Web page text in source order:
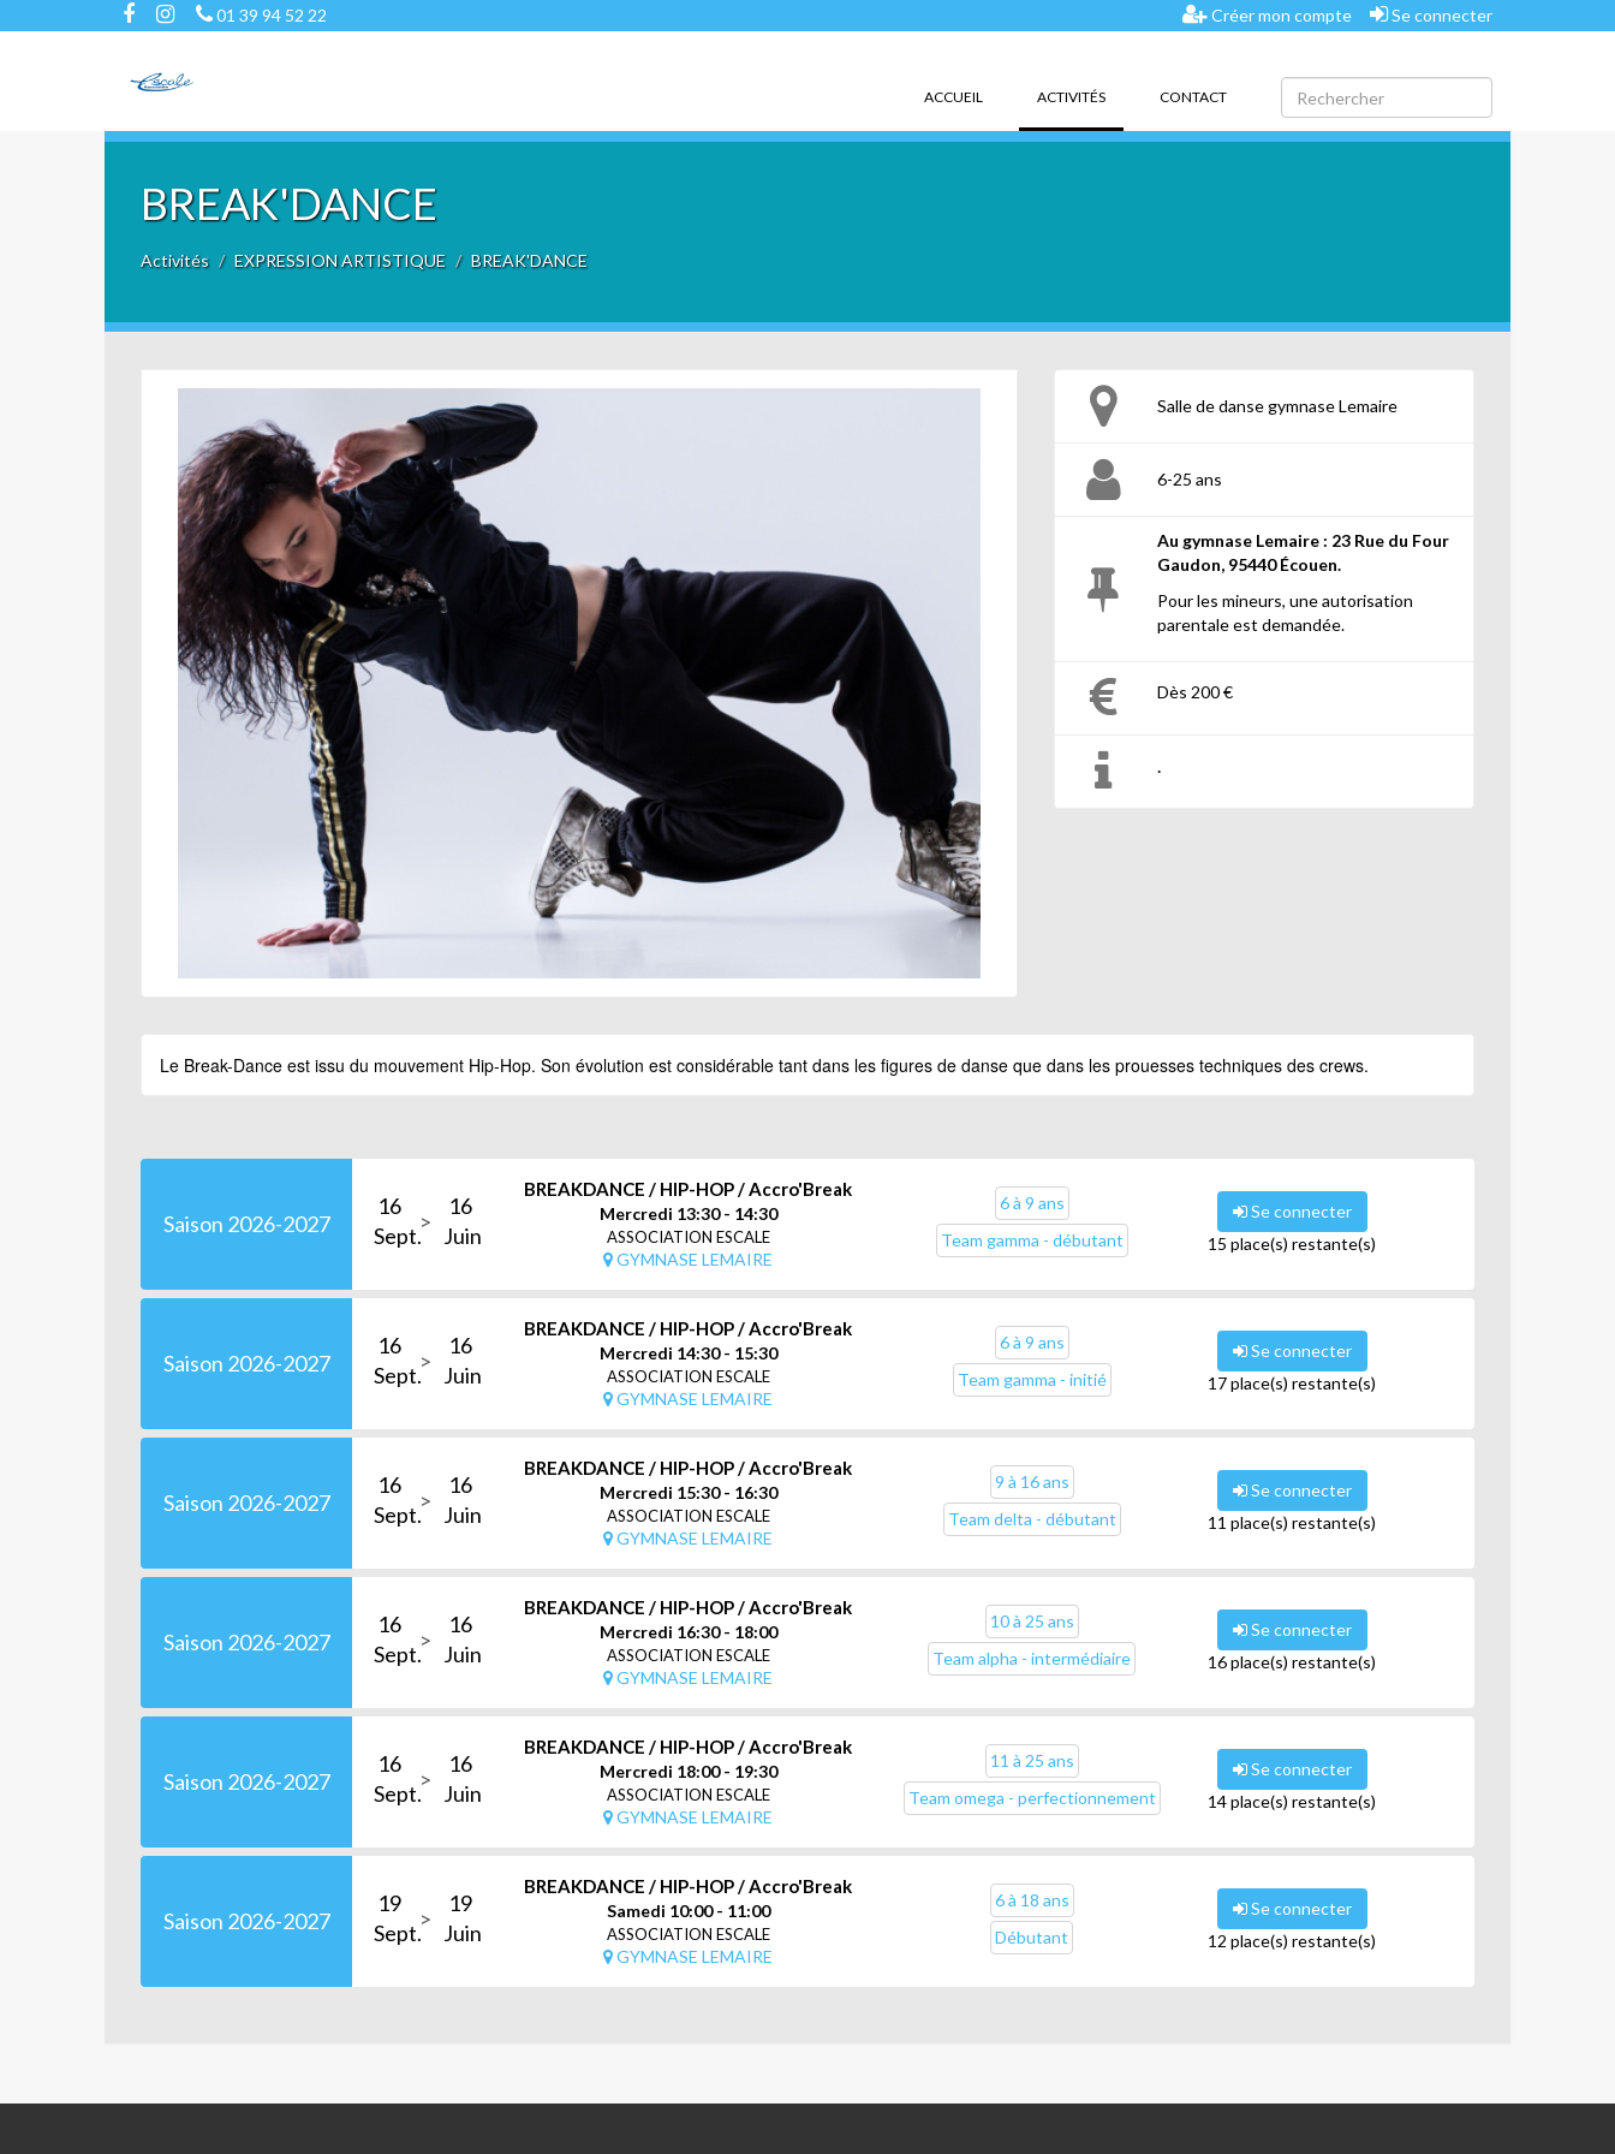
01 39 94 52 22 Créer mon compte Se connecter
ACCUEIL ACTIVITÉS(CURRENT)CONTACT
BREAK'DANCE
Activités EXPRESSION ARTISTIQUE BREAK'DANCE
Salle de danse gymnase Lemaire
6-25 ans
Au gymnase Lemaire : 23 Rue du Four
Gaudon, 95440 Écouen.
Pour les mineurs, une autorisation
parentale est demandée.
Dès 200 €
.
Le Break-Dance est issu du mouvement Hip-Hop. Son évolution est considérable tant dans les figures de danse que dans les prouesses techniques des crews.
Saison 2026-2027
16
Sept.
16
Juin
BREAKDANCE / HIP-HOP / Accro'Break
Mercredi 13:30 - 14:30
ASSOCIATION ESCALE
GYMNASE LEMAIRE
6 à 9 ans
Team gamma - débutant
Se connecter
15 place(s) restante(s)
Saison 2026-2027
16
Sept.
16
Juin
BREAKDANCE / HIP-HOP / Accro'Break
Mercredi 14:30 - 15:30
ASSOCIATION ESCALE
GYMNASE LEMAIRE
6 à 9 ans
Team gamma - initié
Se connecter
17 place(s) restante(s)
Saison 2026-2027
16
Sept.
16
Juin
BREAKDANCE / HIP-HOP / Accro'Break
Mercredi 15:30 - 16:30
ASSOCIATION ESCALE
GYMNASE LEMAIRE
9 à 16 ans
Team delta - débutant
Se connecter
11 place(s) restante(s)
Saison 2026-2027
16
Sept.
16
Juin
BREAKDANCE / HIP-HOP / Accro'Break
Mercredi 16:30 - 18:00
ASSOCIATION ESCALE
GYMNASE LEMAIRE
10 à 25 ans
Team alpha - intermédiaire
Se connecter
16 place(s) restante(s)
Saison 2026-2027
16
Sept.
16
Juin
BREAKDANCE / HIP-HOP / Accro'Break
Mercredi 18:00 - 19:30
ASSOCIATION ESCALE
GYMNASE LEMAIRE
11 à 25 ans
Team omega - perfectionnement
Se connecter
14 place(s) restante(s)
Saison 2026-2027
19
Sept.
19
Juin
BREAKDANCE / HIP-HOP / Accro'Break
Samedi 10:00 - 11:00
ASSOCIATION ESCALE
GYMNASE LEMAIRE
6 à 18 ans
Débutant
Se connecter
12 place(s) restante(s)